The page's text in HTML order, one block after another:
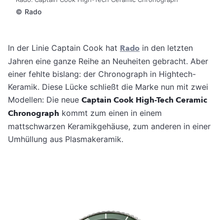
© Rado
In der Linie Captain Cook hat Rado in den letzten
Jahren eine ganze Reihe an Neuheiten gebracht. Aber
einer fehlte bislang: der Chronograph in Hightech-
Keramik. Diese Lücke schließt die Marke nun mit zwei
Modellen: Die neue Captain Cook High-Tech Ceramic
Chronograph kommt zum einen in einem
mattschwarzen Keramikgehäuse, zum anderen in einer
Umhüllung aus Plasmakeramik.